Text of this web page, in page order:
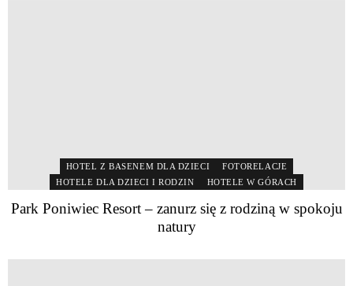
HOTEL Z BASENEM DLA DZIECI
FOTORELACJE
HOTELE DLA DZIECI I RODZIN
HOTELE W GÓRACH
Park Poniwiec Resort – zanurz się z rodziną w spokoju
natury